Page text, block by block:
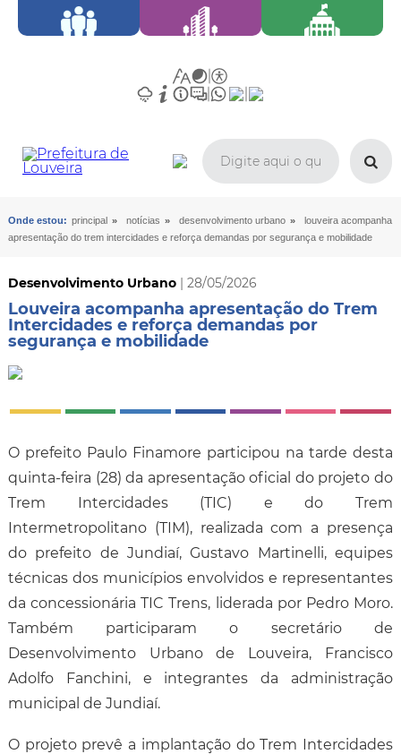
Onde estou: principal » notícias » desenvolvimento urbano »
louveira acompanha
apresentação do trem intercidades e reforça demandas por segurança e mobilidade
Desenvolvimento Urbano| 28/05/2026
Louveira acompanha apresentação do Trem
Intercidades e reforça demandas por
segurança e mobilidade
O prefeito Paulo Finamore participou na tarde desta
quinta-feira (28) da apresentação oficial do projeto do
Trem Intercidades (TIC) e do Trem
Intermetropolitano (TIM), realizada com a presença
do prefeito de Jundiaí, Gustavo Martinelli, equipes
técnicas dos municípios envolvidos e representantes
da concessionária TIC Trens, liderada por Pedro Moro.
Também participaram o secretário de
Desenvolvimento Urbano de Louveira, Francisco
Adolfo Fanchini, e integrantes da administração
municipal de Jundiaí.
O projeto prevê a implantação do Trem Intercidades